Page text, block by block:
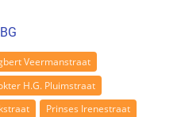
Veermanstraat
H.G. Pluimstraat
Prinses Irenestraat